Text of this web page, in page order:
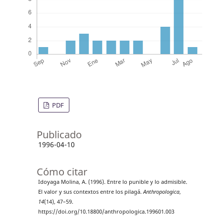
PDF
Publicado
1996-04-10
Cómo citar
Idoyaga Molina, A. (1996). Entre lo punible y lo admisible.
El valor y sus contextos entre los pilagá.Anthropologica,
14(14), 47–59.
https://doi.org/10.18800/anthropologica.199601.003